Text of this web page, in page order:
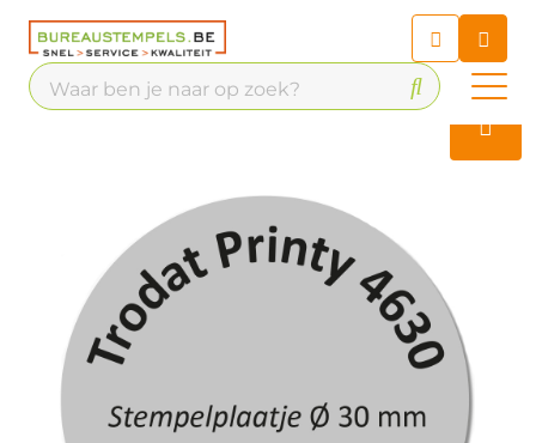
Chat 24/7 met onze chatbot
voor hulp
Contact